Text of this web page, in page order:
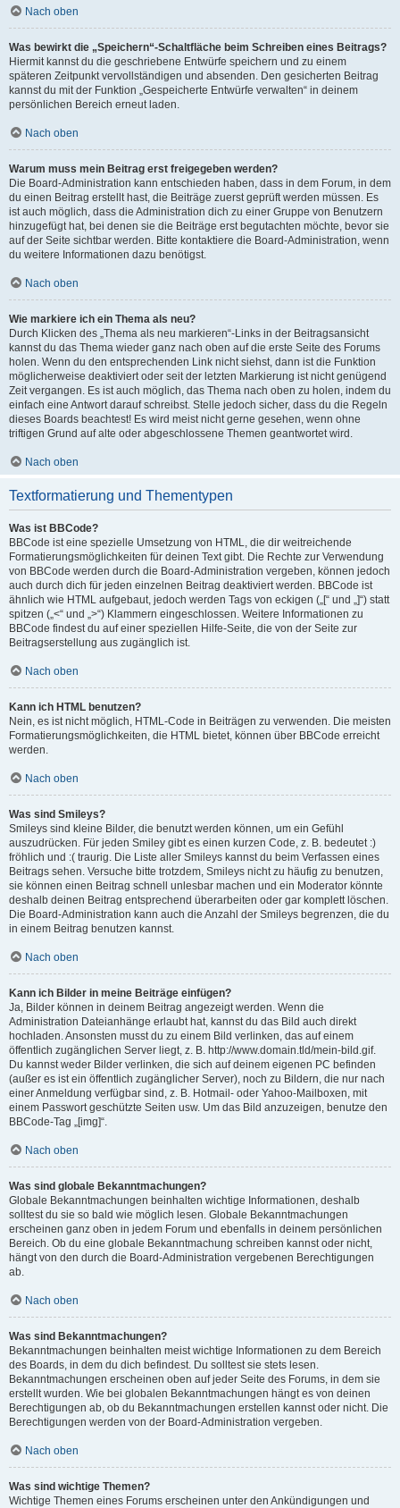
Nach oben
Was bewirkt die „Speichern“-Schaltfläche beim Schreiben eines Beitrags?
Hiermit kannst du die geschriebene Entwürfe speichern und zu einem
späteren Zeitpunkt vervollständigen und absenden. Den gesicherten Beitrag
kannst du mit der Funktion „Gespeicherte Entwürfe verwalten“ in deinem
persönlichen Bereich erneut laden.
Nach oben
Warum muss mein Beitrag erst freigegeben werden?
Die Board-Administration kann entschieden haben, dass in dem Forum, in dem
du einen Beitrag erstellt hast, die Beiträge zuerst geprüft werden müssen. Es
ist auch möglich, dass die Administration dich zu einer Gruppe von Benutzern
hinzugefügt hat, bei denen sie die Beiträge erst begutachten möchte, bevor sie
auf der Seite sichtbar werden. Bitte kontaktiere die Board-Administration, wenn
du weitere Informationen dazu benötigst.
Nach oben
Wie markiere ich ein Thema als neu?
Durch Klicken des „Thema als neu markieren“-Links in der Beitragsansicht
kannst du das Thema wieder ganz nach oben auf die erste Seite des Forums
holen. Wenn du den entsprechenden Link nicht siehst, dann ist die Funktion
möglicherweise deaktiviert oder seit der letzten Markierung ist nicht genügend
Zeit vergangen. Es ist auch möglich, das Thema nach oben zu holen, indem du
einfach eine Antwort darauf schreibst. Stelle jedoch sicher, dass du die Regeln
dieses Boards beachtest! Es wird meist nicht gerne gesehen, wenn ohne
triftigen Grund auf alte oder abgeschlossene Themen geantwortet wird.
Nach oben
Textformatierung und Thementypen
Was ist BBCode?
BBCode ist eine spezielle Umsetzung von HTML, die dir weitreichende
Formatierungsmöglichkeiten für deinen Text gibt. Die Rechte zur Verwendung
von BBCode werden durch die Board-Administration vergeben, können jedoch
auch durch dich für jeden einzelnen Beitrag deaktiviert werden. BBCode ist
ähnlich wie HTML aufgebaut, jedoch werden Tags von eckigen („[“ und „]“) statt
spitzen („<“ und „>“) Klammern eingeschlossen. Weitere Informationen zu
BBCode findest du auf einer speziellen Hilfe-Seite, die von der Seite zur
Beitragserstellung aus zugänglich ist.
Nach oben
Kann ich HTML benutzen?
Nein, es ist nicht möglich, HTML-Code in Beiträgen zu verwenden. Die meisten
Formatierungsmöglichkeiten, die HTML bietet, können über BBCode erreicht
werden.
Nach oben
Was sind Smileys?
Smileys sind kleine Bilder, die benutzt werden können, um ein Gefühl
auszudrücken. Für jeden Smiley gibt es einen kurzen Code, z. B. bedeutet :)
fröhlich und :( traurig. Die Liste aller Smileys kannst du beim Verfassen eines
Beitrags sehen. Versuche bitte trotzdem, Smileys nicht zu häufig zu benutzen,
sie können einen Beitrag schnell unlesbar machen und ein Moderator könnte
deshalb deinen Beitrag entsprechend überarbeiten oder gar komplett löschen.
Die Board-Administration kann auch die Anzahl der Smileys begrenzen, die du
in einem Beitrag benutzen kannst.
Nach oben
Kann ich Bilder in meine Beiträge einfügen?
Ja, Bilder können in deinem Beitrag angezeigt werden. Wenn die
Administration Dateianhänge erlaubt hat, kannst du das Bild auch direkt
hochladen. Ansonsten musst du zu einem Bild verlinken, das auf einem
öffentlich zugänglichen Server liegt, z. B. http://www.domain.tld/mein-bild.gif.
Du kannst weder Bilder verlinken, die sich auf deinem eigenen PC befinden
(außer es ist ein öffentlich zugänglicher Server), noch zu Bildern, die nur nach
einer Anmeldung verfügbar sind, z. B. Hotmail- oder Yahoo-Mailboxen, mit
einem Passwort geschützte Seiten usw. Um das Bild anzuzeigen, benutze den
BBCode-Tag „[img]“.
Nach oben
Was sind globale Bekanntmachungen?
Globale Bekanntmachungen beinhalten wichtige Informationen, deshalb
solltest du sie so bald wie möglich lesen. Globale Bekanntmachungen
erscheinen ganz oben in jedem Forum und ebenfalls in deinem persönlichen
Bereich. Ob du eine globale Bekanntmachung schreiben kannst oder nicht,
hängt von den durch die Board-Administration vergebenen Berechtigungen
ab.
Nach oben
Was sind Bekanntmachungen?
Bekanntmachungen beinhalten meist wichtige Informationen zu dem Bereich
des Boards, in dem du dich befindest. Du solltest sie stets lesen.
Bekanntmachungen erscheinen oben auf jeder Seite des Forums, in dem sie
erstellt wurden. Wie bei globalen Bekanntmachungen hängt es von deinen
Berechtigungen ab, ob du Bekanntmachungen erstellen kannst oder nicht. Die
Berechtigungen werden von der Board-Administration vergeben.
Nach oben
Was sind wichtige Themen?
Wichtige Themen eines Forums erscheinen unter den Ankündigungen und